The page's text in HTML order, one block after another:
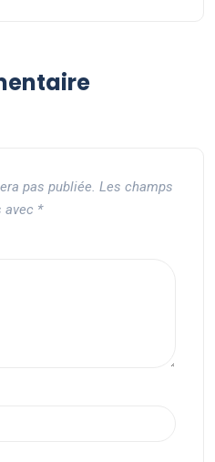
pas publiée. Les champs
avec *